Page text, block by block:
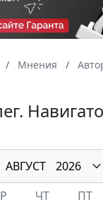
Мнения
АВГУСТ
2026
ЧТ ПТ